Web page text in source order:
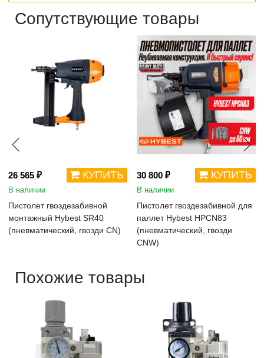
Сопутствующие товары
26 565 ₽ КУПИТЬ
В наличии
Пистолет гвоздезабивной
монтажный Hybest SR40
(пневматический, гвозди CN)
30 800 ₽ КУПИТЬ
В наличии
Пистолет гвоздезабивной для
паллет Hybest HPCN83
(пневматический, гвозди
CNW)
Похожие товары